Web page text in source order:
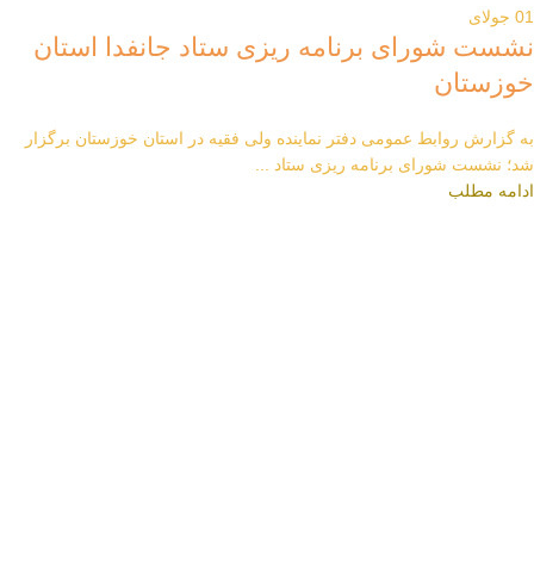
01 جولای
نشست شورای برنامه ریزی ستاد جانفدا استان
خوزستان
به گزارش روابط عمومی دفتر نماینده ولی فقیه در استان خوزستان برگزار
شد؛ نشست شورای برنامه ریزی ستاد ...
ادامه مطلب